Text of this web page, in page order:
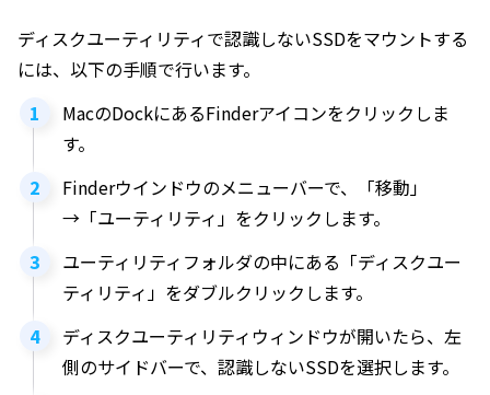
ディスクユーティリティで認識しないSSDをマウントする
には、以下の手順で行います。
MacのDockにあるFinderアイコンをクリックしま
す。
Finderウインドウのメニューバーで、「移動」
→「ユーティリティ」をクリックします。
ユーティリティフォルダの中にある「ディスクユー
ティリティ」をダブルクリックします。
ディスクユーティリティウィンドウが開いたら、左
側のサイドバーで、認識しないSSDを選択します。